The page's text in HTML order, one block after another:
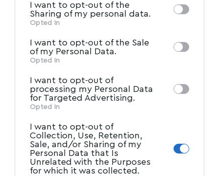
of downstream participants. This
information may also be disclosed by us to
Participantsthat may further disclose it to
other third parties.
I want to opt-out of the
Sharing of my personal data.
Opted In
I want to opt-out of the Sale
of my Personal Data.
Opted In
I want to opt-out of
processing my Personal Data
for Targeted Advertising.
Opted In
I want to opt-out of
Collection, Use, Retention,
Sale, and/or Sharing of my
Personal Data that Is
Unrelated with the Purposes
for which it was collected.